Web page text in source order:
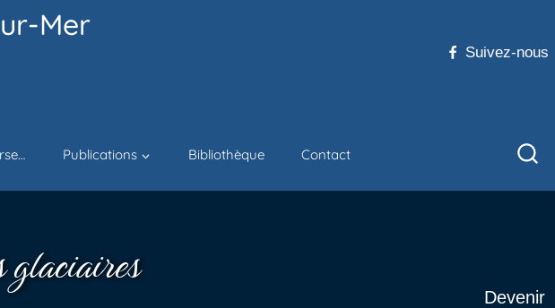
Mer
Suivez-nous
Publications Bibliothèque Contact
Devenir
glaciaires